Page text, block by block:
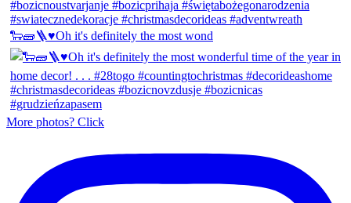
🐑🧱🪜♥️Oh it's definitely the most wond
More photos? Click